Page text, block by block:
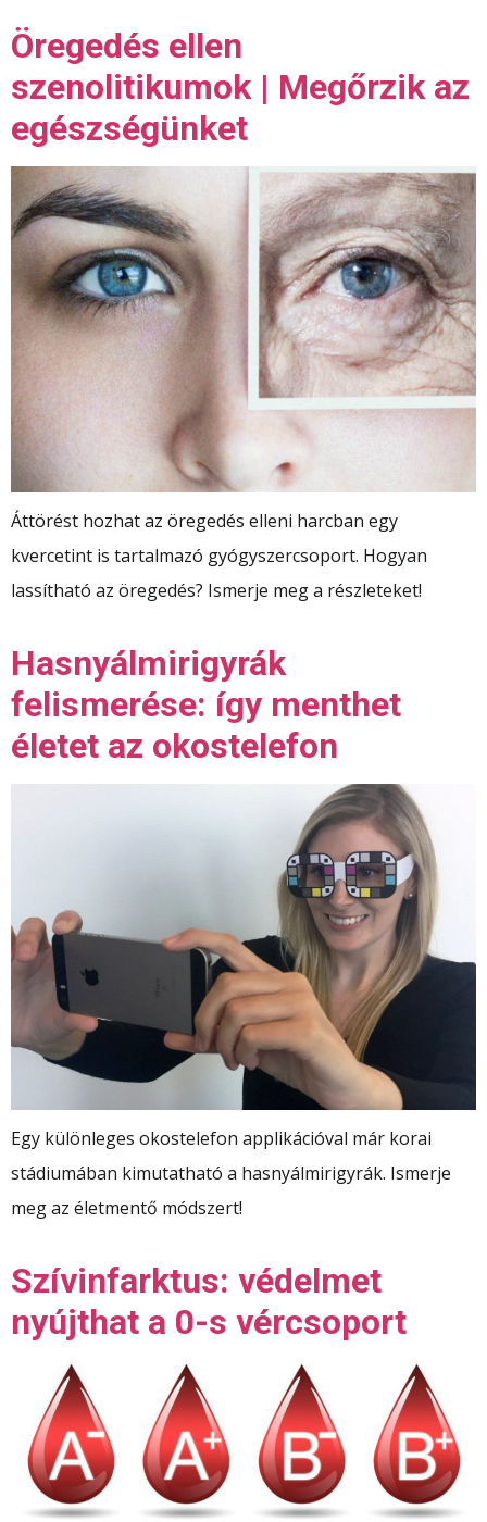
Öregedés ellen
szenolitikumok | Megőrzik az
egészségünket
Áttörést hozhat az öregedés elleni harcban egy
kvercetint is tartalmazó gyógyszercsoport. Hogyan
lassítható az öregedés? Ismerje meg a részleteket!
Hasnyálmirigyrák
felismerése: így menthet
életet az okostelefon
Egy különleges okostelefon applikációval már korai
stádiumában kimutatható a hasnyálmirigyrák. Ismerje
meg az életmentő módszert!
Szívinfarktus: védelmet
nyújthat a 0-s vércsoport